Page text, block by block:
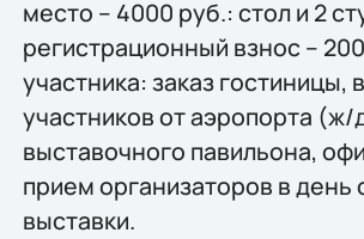
место – 4000 руб.: стол и 2
регистрационный взнос –
участника: заказ гостиницы,
участников от аэропорта (ж/
выставочного павильона,
прием организаторов в день
выставки.